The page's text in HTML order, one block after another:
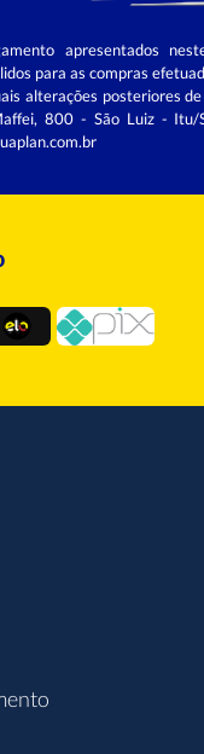
apresentados
para as compras
alterações posteriores
800 - São Luiz -